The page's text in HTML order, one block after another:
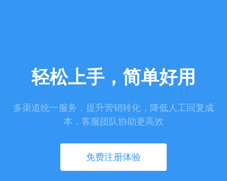
轻松上手，简单好用
多渠道统一服务，提升营销转化，降低人工回复成
本，客服团队协助更高效
免费注册体验